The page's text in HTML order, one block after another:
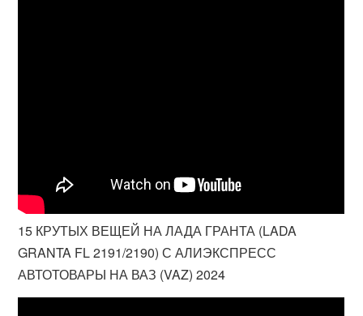
15 КРУТЫХ ВЕЩЕЙ НА ЛАДА ГРАНТА (LADA
GRANTA FL 2191/2190) С АЛИЭКСПРЕСС
АВТОТОВАРЫ НА ВАЗ (VAZ) 2024